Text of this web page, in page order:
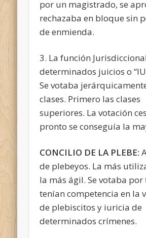
por un magistrado, se
rechazaba en bloque sin
de enmienda.
3. La función
determinados juicios o
Se votaba
clases. Primero las clases
superiores. La votación
pronto se conseguía la
CONCILIO DE LA PLEBE:
de plebeyos. La más
la más ágil. Se votaba
tenían competencia en la
de plebiscitos y iuricia de
determinados crímenes.